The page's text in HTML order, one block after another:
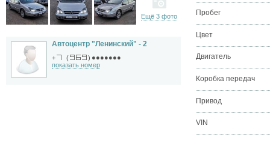
Ещё 3 фото
Автоцентр "Ленинский" - 2
+ ( ) ●●●●●●●
показать номер
Пробег
Цвет
Двигатель
Коробка передач
Привод
VIN